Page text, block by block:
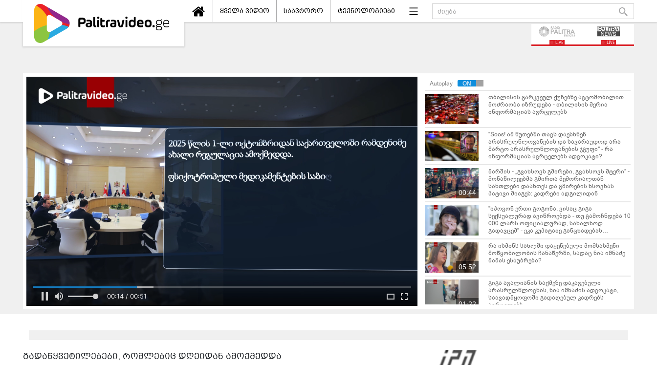
ყველა ვიდეო საავტორო ტექნოლოგიები
LIVE LIVE
00:14 / 00:51
Autoplay
თბილისის გარკვეულ ქუჩებზე ავტომობილით
მოძრაობა იზრუდება - თბილისის მერია
ინფორმაციას ავრცელებს
"Soos! ამ წუთებში თავს დაესხნენ
არასრულწლოვანების და სავარაუდოდ არა
მარტო არასრულწლოვანების ჯგუფი" - რა
ინფორმაციას ავრცელებს ადვოკატი?
00:44
მარშის - „გვახსოვს გმირები, გვახსოვს მტერი” -
მონაწილეებმა გმირთა მემორიალთან
სანთლები დაანთეს და გმირების ხსოვნას
პატივი მიაგეს: კადრები ადგილიდან
"იპოვონ ერთი გოგონა, ვისაც გიგა
სექსუალურად ავიწროებდა - თუ გამოჩნდება 10
000 ლარს ოფიციალურად, სახალხოდ
გადავცემ" - ეკა კუპატაძე განცხადებას
ავრცელებს
05:52
რა ისმინს სახლში დაყენებული მომსასმენი
მოწყობილობის ჩანაწერში, სადაც ნია იმნაძე
მამას ესაუბრება?
01:22
გიგა ავალიანის საქმეზე დაკავებული
არასრულწლოვნის, ნია იმნაძის ადვოკატი,
საავადმყოფოში გადაღებულ კადრებს
ავრცელებს
გადაწყვეტილებები, რომლებიც დღეიდან ამოქმედდა